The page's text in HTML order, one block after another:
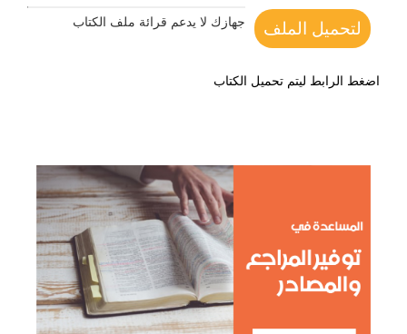
لتحميل الملف جهازك لا يدعم قرائة ملف الكتاب
اضغط الرابط ليتم تحميل الكتاب